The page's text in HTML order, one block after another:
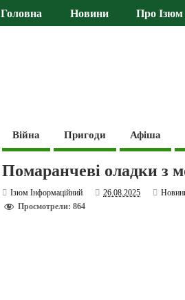
Головна Новини Про Ізюм
Війна Пригоди Афіша
Помаранчеві оладки з
Ізюм Інформаційний 26.08.2025
Просмотрели: 864